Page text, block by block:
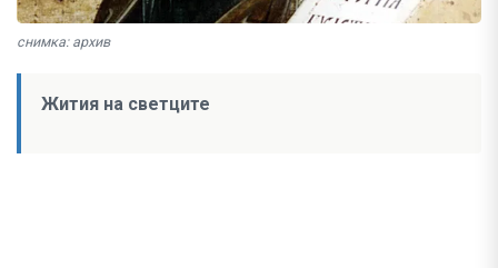
снимка: архив
Жития на светците